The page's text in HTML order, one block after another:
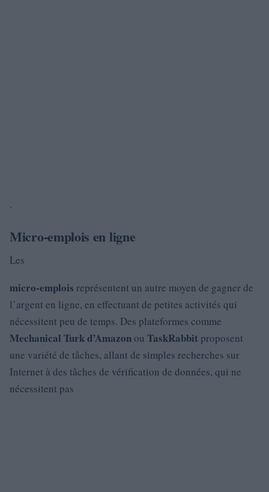
.
Micro-emplois en ligne
Les
micro-emplois représentent un autre moyen de gagner de
l’argent en ligne, en effectuant de petites activités qui
nécessitent peu de temps. Des plateformes comme
Mechanical Turk d’Amazonou TaskRabbit proposent
une variété de tâches, allant de simples recherches sur
Internet à des tâches de vérification de données, qui ne
nécessitent pas